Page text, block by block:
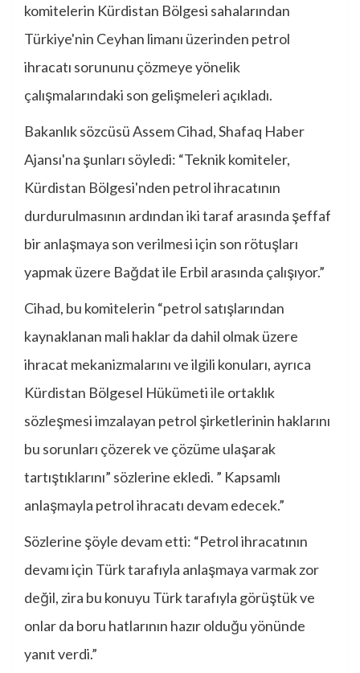
komitelerin Kürdistan Bölgesi sahalarından
Türkiye'nin Ceyhan limanı üzerinden petrol
ihracatı sorununu çözmeye yönelik
çalışmalarındaki son gelişmeleri açıkladı.
Bakanlık sözcüsü Assem Cihad, Shafaq Haber
Ajansı'na şunları söyledi: “Teknik komiteler,
Kürdistan Bölgesi'nden petrol ihracatının
durdurulmasının ardından iki taraf arasında şeffaf
bir anlaşmaya son verilmesi için son rötuşları
yapmak üzere Bağdat ile Erbil arasında çalışıyor.”
Cihad, bu komitelerin “petrol satışlarından
kaynaklanan mali haklar da dahil olmak üzere
ihracat mekanizmalarını ve ilgili konuları, ayrıca
Kürdistan Bölgesel Hükümeti ile ortaklık
sözleşmesi imzalayan petrol şirketlerinin haklarını
bu sorunları çözerek ve çözüme ulaşarak
tartıştıklarını” sözlerine ekledi. ” Kapsamlı
anlaşmayla petrol ihracatı devam edecek.”
Sözlerine şöyle devam etti: “Petrol ihracatının
devamı için Türk tarafıyla anlaşmaya varmak zor
değil, zira bu konuyu Türk tarafıyla görüştük ve
onlar da boru hatlarının hazır olduğu yönünde
yanıt verdi.”